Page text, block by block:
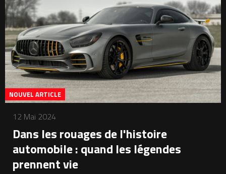
NOUVEL ARTICLE
12 Mai 2024
Dans les rouages de l'histoire
automobile : quand les légendes
prennent vie